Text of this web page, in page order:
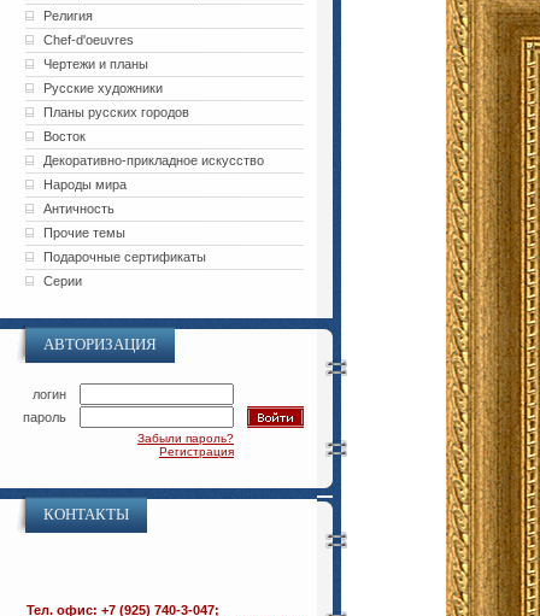
Религия
Chef-d'oeuvres
Чертежи и планы
Русские художники
Планы русских городов
Восток
Декоративно-прикладное искусство
Народы мира
Античность
Прочие темы
Подарочные сертификаты
Серии
АВТОРИЗАЦИЯ
логин
пароль
Забыли пароль?
Регистрация
КОНТАКТЫ
Тел. офис: +7 (925) 740-3-047;